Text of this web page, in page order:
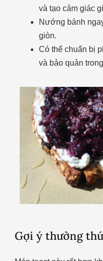
và tạo cảm giác
Nướng bánh
giòn.
Có thể chuẩn bị
và bảo quản
Gợi ý thưởng